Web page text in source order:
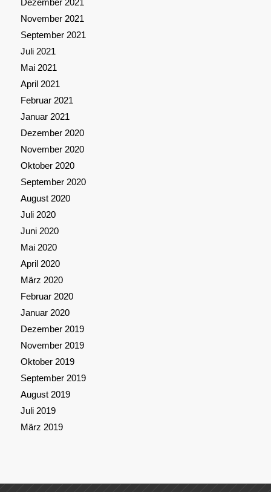
November 2021
September 2021
Juli 2021
Mai 2021
April 2021
Februar 2021
Januar 2021
Dezember 2020
November 2020
Oktober 2020
September 2020
August 2020
Juli 2020
Juni 2020
Mai 2020
April 2020
März 2020
Februar 2020
Januar 2020
Dezember 2019
November 2019
Oktober 2019
September 2019
August 2019
Juli 2019
März 2019